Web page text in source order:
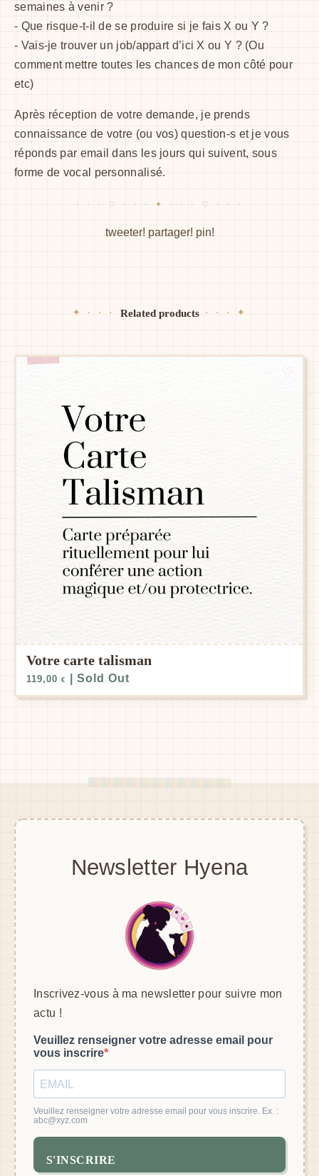
semaines à venir ?
- Que risque-t-il de se produire si je fais X ou Y ?
- Vais-je trouver un job/appart d’ici X ou Y ? (Ou
comment mettre toutes les chances de mon côté pour
etc)
Après réception de votre demande, je prends
connaissance de votre (ou vos) question-s et je vous
réponds par email dans les jours qui suivent, sous
forme de vocal personnalisé.
tweeter! partager! pin!
Related products
Votre carte talisman
119,00 € | Sold Out
Newsletter Hyena
Inscrivez-vous à ma newsletter pour suivre mon
actu !
Veuillez renseigner votre adresse email pour
vous inscrire
Veuillez renseigner votre adresse email pour vous inscrire. Ex. :
abc@xyz.com
S'INSCRIRE